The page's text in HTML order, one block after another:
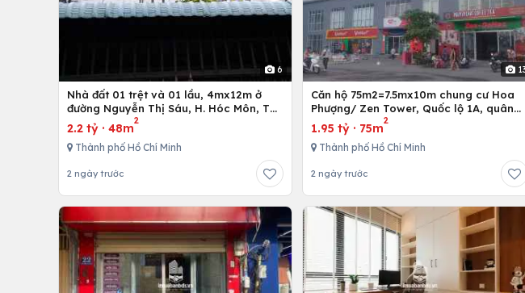
6
Nhà đất 01 trệt và 01 lầu, 4mx12m ở
đường Nguyễn Thị Sáu, H. Hóc Môn, Tp.
Hồ Chí Minh
2.2 tỷ · 48m
2
Thành phố Hồ Chí Minh
2 ngày trước
Căn hộ 75m2=7.5mx10m chung cư Hoa
Phượng/ Zen Tower, Quốc lộ 1A, quân
12,Tp. Hồ Chí Minh, Việt Nam
1.95 tỷ · 75m
2
Thành phố Hồ Chí Minh
2 ngày trước